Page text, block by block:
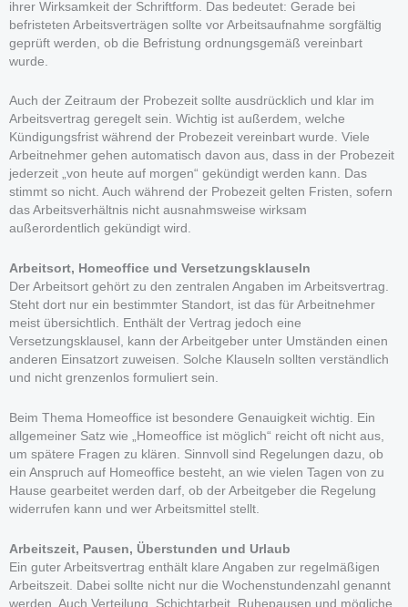
ihrer Wirksamkeit der Schriftform. Das bedeutet: Gerade bei
befristeten Arbeitsverträgen sollte vor Arbeitsaufnahme sorgfältig
geprüft werden, ob die Befristung ordnungsgemäß vereinbart
wurde.
Auch der Zeitraum der Probezeit sollte ausdrücklich und klar im
Arbeitsvertrag geregelt sein. Wichtig ist außerdem, welche
Kündigungsfrist während der Probezeit vereinbart wurde. Viele
Arbeitnehmer gehen automatisch davon aus, dass in der Probezeit
jederzeit „von heute auf morgen“ gekündigt werden kann. Das
stimmt so nicht. Auch während der Probezeit gelten Fristen, sofern
das Arbeitsverhältnis nicht ausnahmsweise wirksam
außerordentlich gekündigt wird.
Arbeitsort, Homeoffice und Versetzungsklauseln
Der Arbeitsort gehört zu den zentralen Angaben im Arbeitsvertrag.
Steht dort nur ein bestimmter Standort, ist das für Arbeitnehmer
meist übersichtlich. Enthält der Vertrag jedoch eine
Versetzungsklausel, kann der Arbeitgeber unter Umständen einen
anderen Einsatzort zuweisen. Solche Klauseln sollten verständlich
und nicht grenzenlos formuliert sein.
Beim Thema Homeoffice ist besondere Genauigkeit wichtig. Ein
allgemeiner Satz wie „Homeoffice ist möglich“ reicht oft nicht aus,
um spätere Fragen zu klären. Sinnvoll sind Regelungen dazu, ob
ein Anspruch auf Homeoffice besteht, an wie vielen Tagen von zu
Hause gearbeitet werden darf, ob der Arbeitgeber die Regelung
widerrufen kann und wer Arbeitsmittel stellt.
Arbeitszeit, Pausen, Überstunden und Urlaub
Ein guter Arbeitsvertrag enthält klare Angaben zur regelmäßigen
Arbeitszeit. Dabei sollte nicht nur die Wochenstundenzahl genannt
werden. Auch Verteilung, Schichtarbeit, Ruhepausen und mögliche